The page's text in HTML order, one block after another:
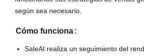
según sea necesario.
Cómo funciona:
SaleAI realiza un seguimiento del